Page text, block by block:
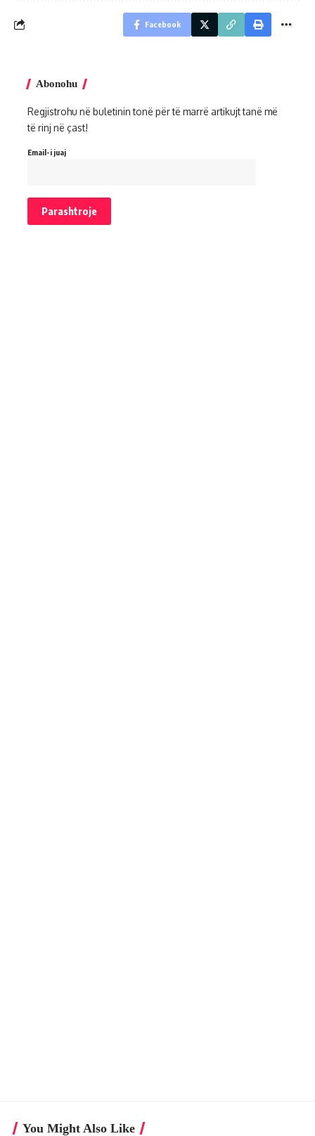
Facebook
Abonohu
Regjistrohu në buletinin tonë për të marrë artikujt tanë më
të rinj në çast!
Email-i juaj
You Might Also Like